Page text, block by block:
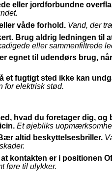
eller jordforbundne
våde forhold. Vand, der
Brug aldrig ledningen til
eller sammenfiltrede
egnet til udendørs brug,
et fugtigt sted ikke kan
for elektrisk stød.
hvad du foretager dig,
Et øjebliks
altid beskyttelsesbriller.
kontakten er i positionen
føre til ulykker.